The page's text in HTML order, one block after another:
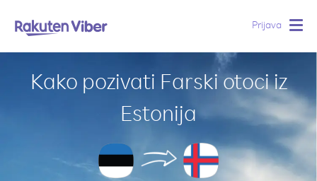
Prijava
Kako pozivati Farski otoci iz
Estonija